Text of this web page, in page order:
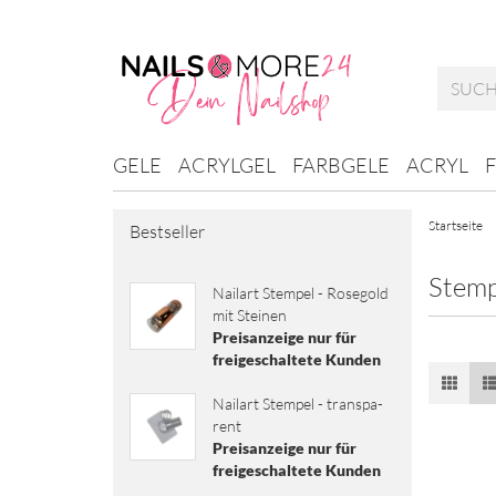
GELE ACRYLGEL FARBGELE ACRYL
Startseite
Bestseller
Nai­l­art Stem­pel - Ro­se­gold
mit Stei­nen
Preisanzeige nur für
freigeschaltete Kunden
Nai­l­art Stem­pel - trans­pa­
rent
Preisanzeige nur für
freigeschaltete Kunden